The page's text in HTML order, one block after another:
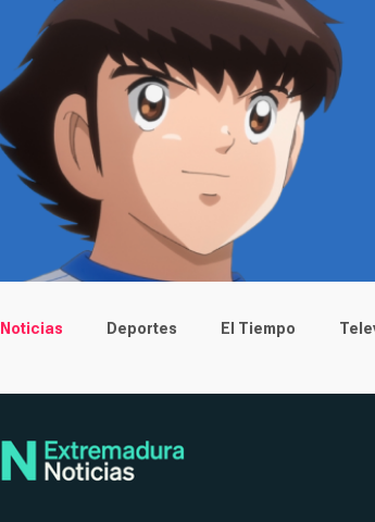
Main menu
Noticias Deportes El Tiempo